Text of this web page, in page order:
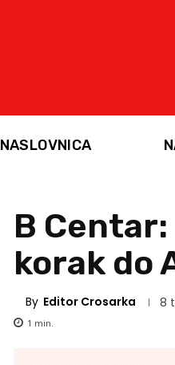
NASLOVNICA
B
korak do
By Editor Crosarka 8
1 min.